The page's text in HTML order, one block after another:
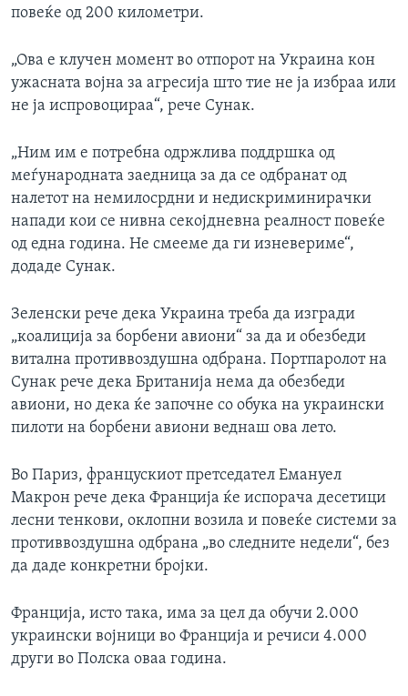
повеќе од 200 километри.
„Ова е клучен момент во отпорот на Украина кон
ужасната војна за агресија што тие не ја избраа или
не ја испровоцираа“, рече Сунак.
„Ним им е потребна одржлива поддршка од
меѓународната заедница за да се одбранат од
налетот на немилосрдни и недискриминирачки
напади кои се нивна секојдневна реалност повеќе
од една година. Не смееме да ги изневериме“,
додаде Сунак.
Зеленски рече дека Украина треба да изгради
„коалиција за борбени авиони“ за да и обезбеди
витална противвоздушна одбрана. Портпаролот на
Сунак рече дека Британија нема да обезбеди
авиони, но дека ќе започне со обука на украински
пилоти на борбени авиони веднаш ова лето.
Во Париз, францускиот претседател Емануел
Макрон рече дека Франција ќе испорача десетици
лесни тенкови, оклопни возила и повеќе системи за
противвоздушна одбрана „во следните недели“, без
да даде конкретни бројки.
Франција, исто така, има за цел да обучи 2.000
украински војници во Франција и речиси 4.000
други во Полска оваа година.